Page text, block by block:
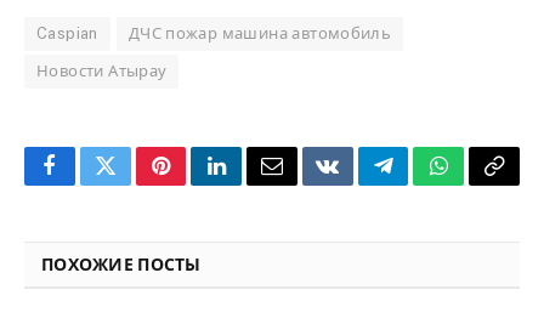
Caspian ДЧС пожар машина автомобиль
Новости Атырау
FacebookTwitterPinterestLinkedInEmailVKontakteTelegramWhatsApp
Copy
ПОХОЖИЕ ПОСТЫ